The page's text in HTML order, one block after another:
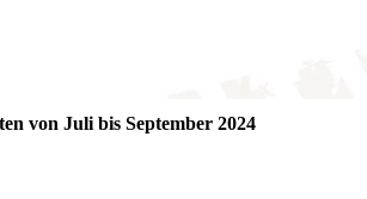
von Juli bis September 2024